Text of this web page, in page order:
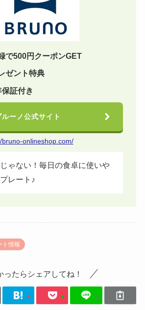
で500円クーポンGET
ゼント特典
保証付き
ルーノ公式サイト
bruno-onlineshop.com/
ゃない！毎日の食卓に使いや
レート♪
ト情報
ったらシェアしてね！